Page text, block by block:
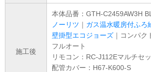
施工後
本体品番：GTH-C2459AW3H BL
ノーリツ ｜ ガス温水暖房付ふろ
壁掛型エコジョーズ ｜コンパク
フルオート
リモコン：RC-J112Eマルチセ
配管カバー：H67-K600-S